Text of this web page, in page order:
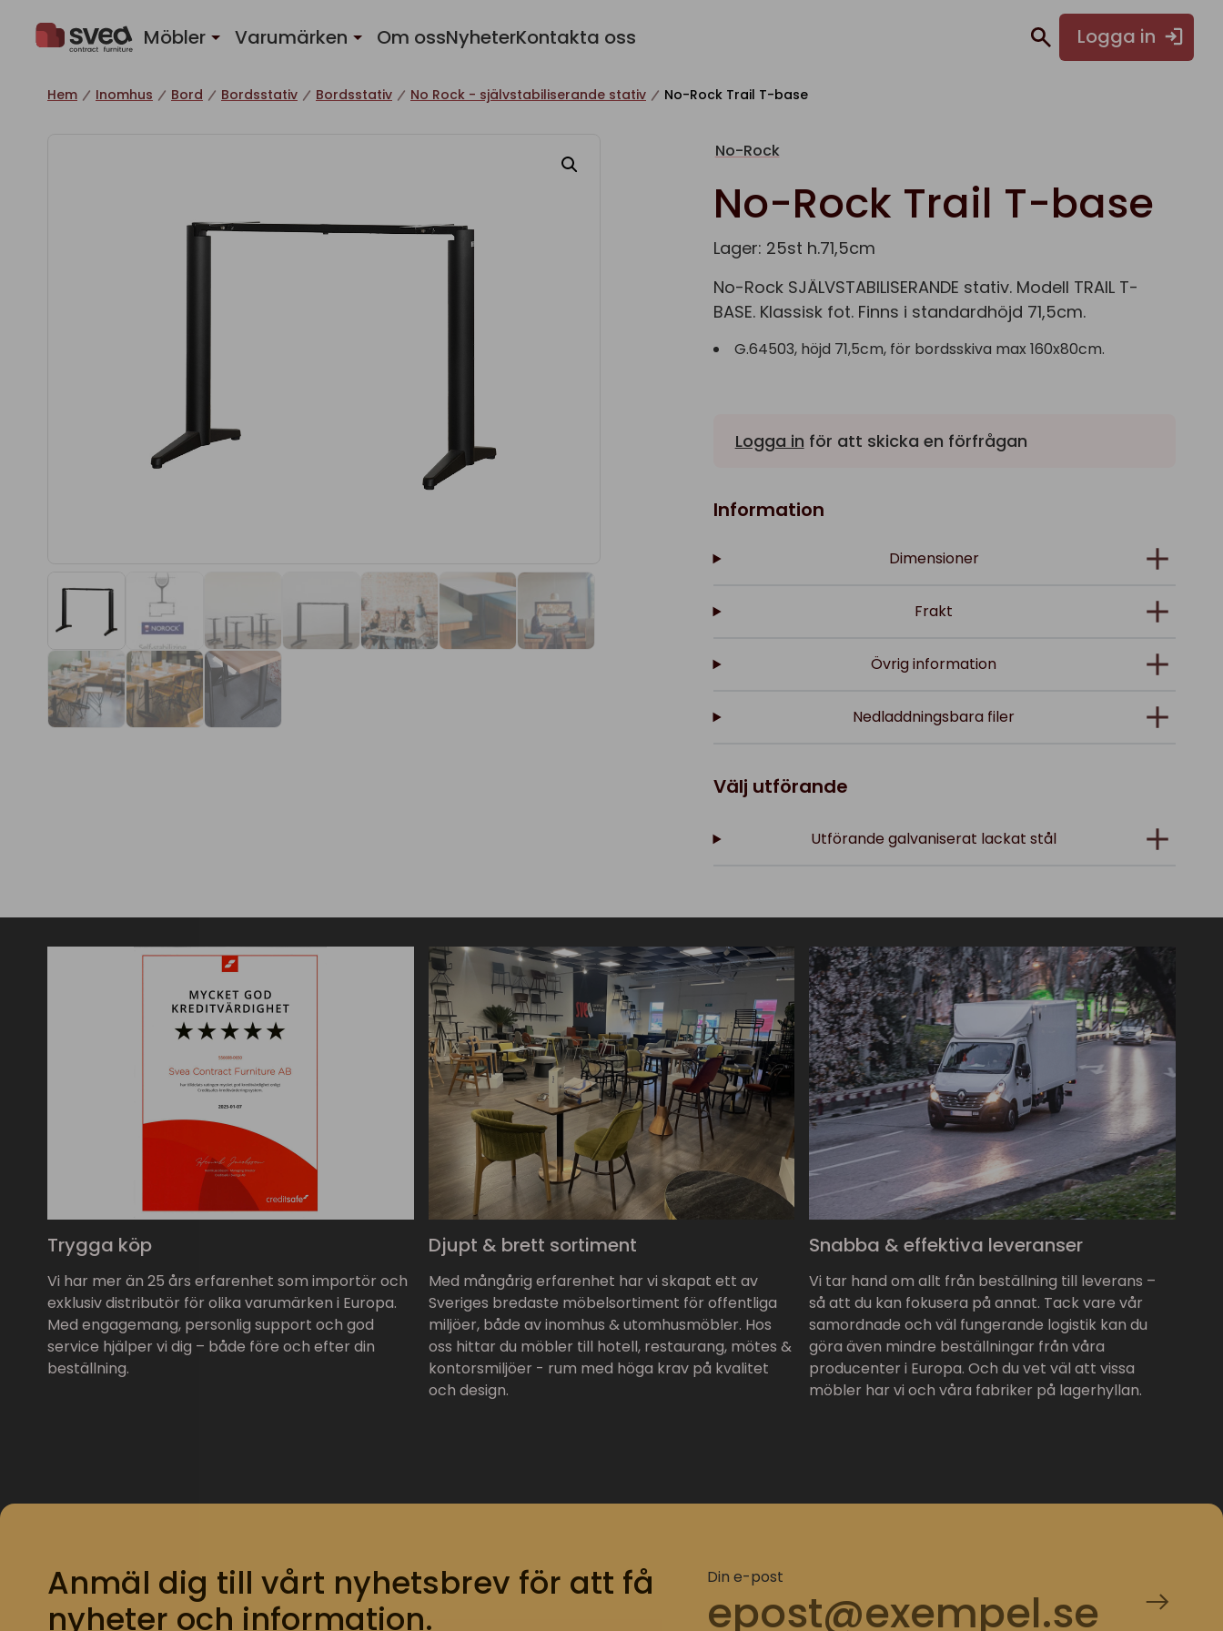
Möbler Varumärken Om ossNyheterKontakta oss Logga in
Hem Inomhus Bord Bordsstativ Bordsstativ No Rock - självstabiliserande stativ No-Rock Trail T-base
No-Rock
No-Rock Trail T-base
Lager: 25st h.71,5cm
No-Rock SJÄLVSTABILISERANDE stativ. Modell TRAIL T-
BASE. Klassisk fot. Finns i standardhöjd 71,5cm.
G.64503, höjd 71,5cm, för bordsskiva max 160x80cm.
Logga in för att skicka en förfrågan
Information
Dimensioner
Frakt
Övrig information
Nedladdningsbara filer
Välj utförande
Utförande galvaniserat lackat stål
Trygga köp
Vi har mer än 25 års erfarenhet som importör och
exklusiv distributör för olika varumärken i Europa.
Med engagemang, personlig support och god
service hjälper vi dig – både före och efter din
beställning.
Djupt & brett sortiment
Med mångårig erfarenhet har vi skapat ett av
Sveriges bredaste möbelsortiment för offentliga
miljöer, både av inomhus & utomhusmöbler. Hos
oss hittar du möbler till hotell, restaurang, mötes &
kontorsmiljöer - rum med höga krav på kvalitet
och design.
Snabba & effektiva leveranser
Vi tar hand om allt från beställning till leverans –
så att du kan fokusera på annat. Tack vare vår
samordnade och väl fungerande logistik kan du
göra även mindre beställningar från våra
producenter i Europa. Och du vet väl att vissa
möbler har vi och våra fabriker på lagerhyllan.
Anmäl dig till vårt nyhetsbrev för att få
nyheter och information.
Din e-post